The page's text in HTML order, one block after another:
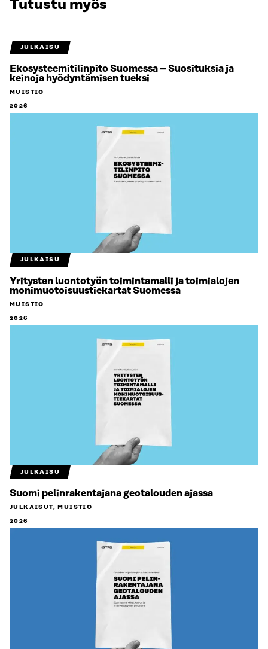
Tutustu myös
JULKAISU
Ekosysteemitilinpito Suomessa – Suosituksia ja
keinoja hyödyntämisen tueksi
MUISTIO
2026
JULKAISU
Yritysten luontotyön toimintamalli ja toimialojen
monimuotoisuustiekartat Suomessa
MUISTIO
2026
JULKAISU
Suomi pelinrakentajana geotalouden ajassa
JULKAISUT, MUISTIO
2026